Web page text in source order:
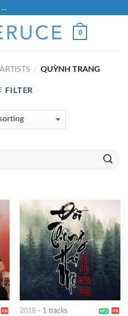
...
0
ARTISTS / QUỲNH TRANG
FILTER
2018- 1 tracks